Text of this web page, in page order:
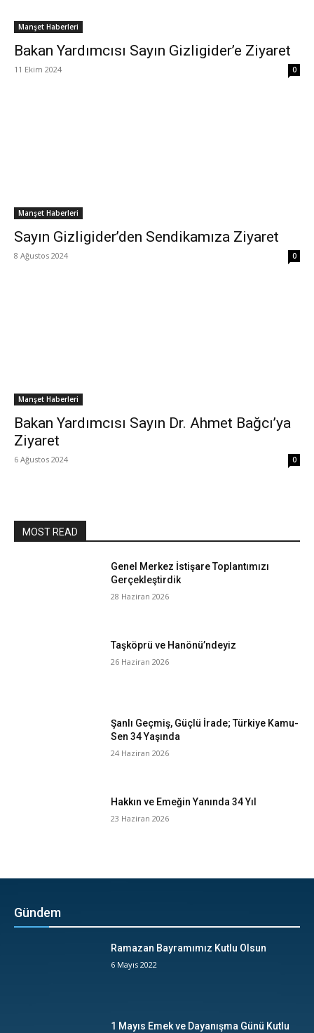
Manşet Haberleri
Bakan Yardımcısı Sayın Gizligider’e Ziyaret
11 Ekim 2024 0
Manşet Haberleri
Sayın Gizligider’den Sendikamıza Ziyaret
8 Ağustos 2024 0
Manşet Haberleri
Bakan Yardımcısı Sayın Dr. Ahmet Bağcı’ya
Ziyaret
6 Ağustos 2024 0
MOST READ
Genel Merkez İstişare Toplantımızı
Gerçekleştirdik
28 Haziran 2026
Taşköprü ve Hanönü’ndeyiz
26 Haziran 2026
Şanlı Geçmiş, Güçlü İrade; Türkiye Kamu-
Sen 34 Yaşında
24 Haziran 2026
Hakkın ve Emeğin Yanında 34 Yıl
23 Haziran 2026
Gündem
Ramazan Bayramımız Kutlu Olsun
6 Mayıs 2022
1 Mayıs Emek ve Dayanışma Günü Kutlu